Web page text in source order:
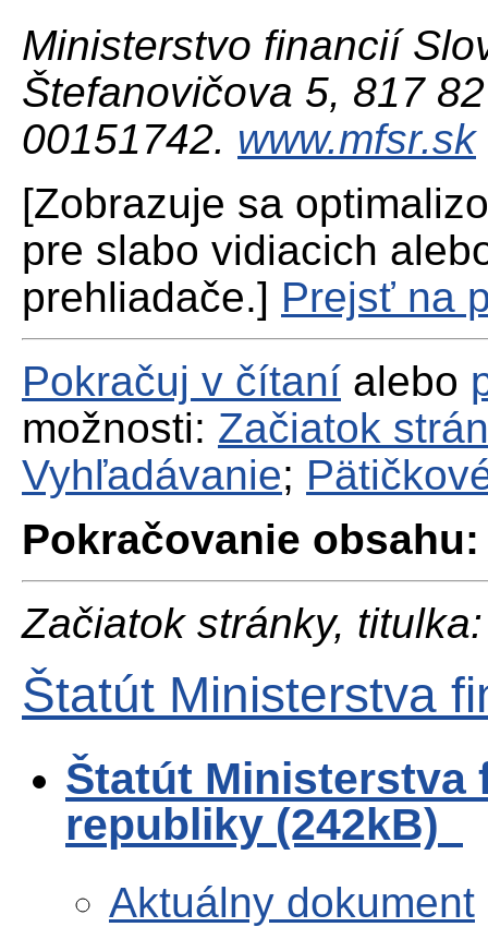
Ministerstvo financií
Štefanovičova 5, 817
00151742. www.mfsr.sk
[Zobrazuje sa
pre slabo vidiacich
prehliadače.] Prejsť na
Pokračuj v čítaní alebo
možnosti: Začiatok
Vyhľadávanie;
Pokračovanie obsahu:
Začiatok stránky, titulka:
Štatút Ministerstva
Štatút Ministerstva
republiky (242kB)
Aktuálny dokument